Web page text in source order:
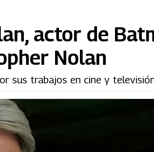
actor de
Nolan
sus trabajos en cine y